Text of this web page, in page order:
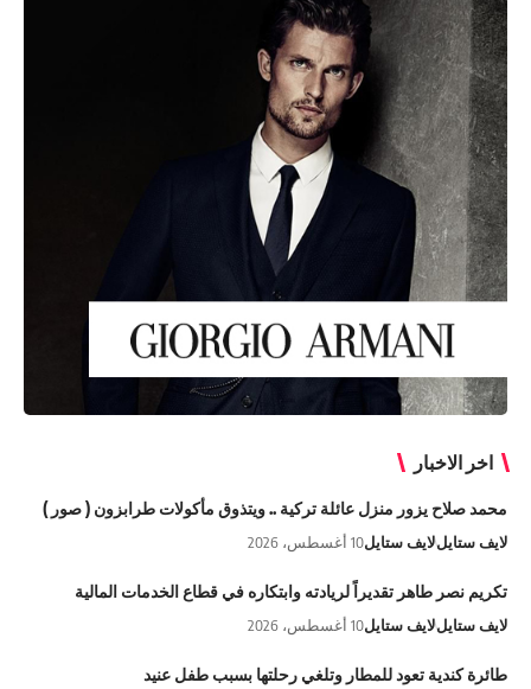
اخر الاخبار
محمد صلاح يزور منزل عائلة تركية .. ويتذوق مأكولات طرابزون ( صور )
لايف ستايللايف ستايل10 أغسطس، 2026
تكريم نصر طاهر تقديراً لريادته وابتكاره في قطاع الخدمات المالية
لايف ستايللايف ستايل10 أغسطس، 2026
طائرة كندية تعود للمطار وتلغي رحلتها بسبب طفل عنيد